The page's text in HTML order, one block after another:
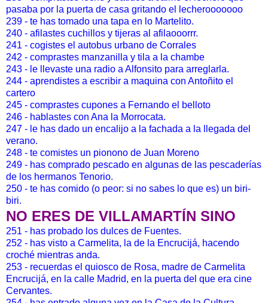
pasaba por la puerta de casa gritando el lecherooooooo
239 - te has tomado una tapa en lo Martelito.
240 - afilastes cuchillos y tijeras al afilaooorrr.
241 - cogistes el autobus urbano de Corrales
242 - comprastes manzanilla y tila a la chambe
243 - le llevaste una radio a Alfonsito para arreglarla.
244 - aprendistes a escribir a maquina con Antoñito el
cartero
245 - comprastes cupones a Fernando el belloto
246 - hablastes con Ana la Morrocata.
247 - le has dado un encalijo a la fachada a la llegada del
verano.
248 - te comistes un pionono de Juan Moreno
249 - has comprado pescado en algunas de las pescaderías
de los hermanos Tenorio.
250 - te has comido (o peor: si no sabes lo que es) un biri-
biri.
NO ERES DE VILLAMARTÍN SINO
251 - has probado los dulces de Fuentes.
252 - has visto a Carmelita, la de la Encrucijá, hacendo
croché mientras anda.
253 - recuerdas el quiosco de Rosa, madre de Carmelita
Encrucijá, en la calle Madrid, en la puerta del que era cine
Cervantes.